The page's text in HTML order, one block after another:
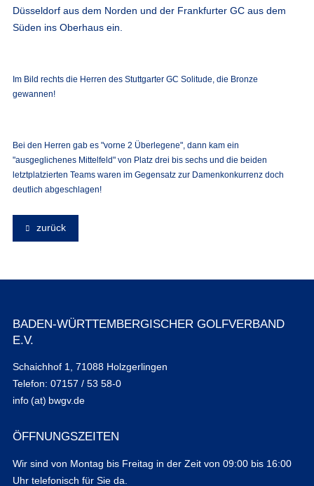
Düsseldorf aus dem Norden und der Frankfurter GC aus dem
Süden ins Oberhaus ein.
Im Bild rechts die Herren des Stuttgarter GC Solitude, die Bronze
gewannen!
Bei den Herren gab es "vorne 2 Überlegene", dann kam ein
"ausgeglichenes Mittelfeld" von Platz drei bis sechs und die beiden
letztplatzierten Teams waren im Gegensatz zur Damenkonkurrenz doch
deutlich abgeschlagen!
zurück
BADEN-WÜRTTEMBERGISCHER GOLFVERBAND
E.V.
Schaichhof 1, 71088 Holzgerlingen
Telefon: 07157 / 53 58-0
info (at) bwgv.de
ÖFFNUNGSZEITEN
Wir sind von Montag bis Freitag in der Zeit von 09:00 bis 16:00
Uhr telefonisch für Sie da.